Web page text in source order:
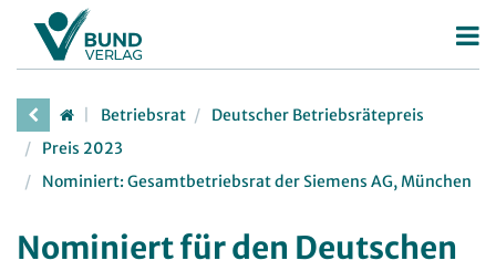
Betriebsrat
Betriebsratswahl
Betriebsratsarbeit
Arbeitsschutz
Personalrat
Deutscher Personalräte-Preis
JAV
Arbeit in der JAV
SBV
Betriebsrat
Deutscher Betriebsrätepreis
Preis 2023
Nominiert: Gesamtbetriebsrat der Siemens AG, München
Nominiert für den Deutschen